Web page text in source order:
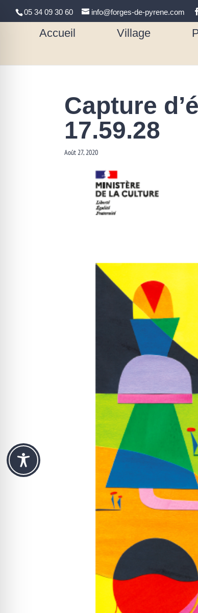
05 34 09 30 60 info@forges-de-pyrene.com
Accueil Village
Capture
17.59.28
Août 27, 2020